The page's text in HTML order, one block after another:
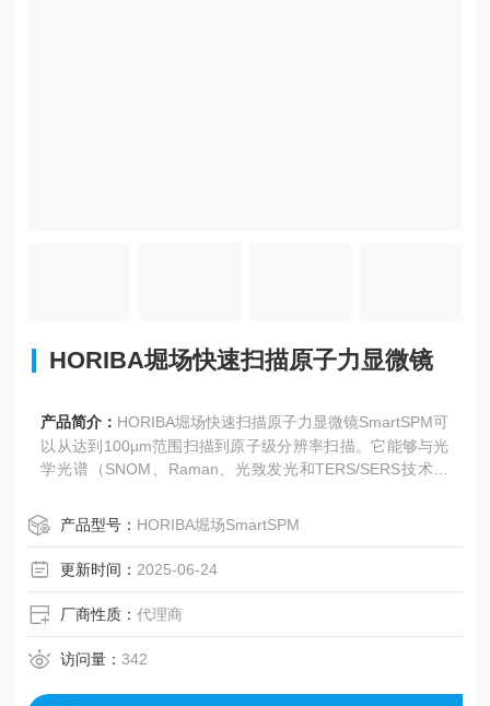
HORIBA堀场快速扫描原子力显微镜
产品简介： HORIBA堀场快速扫描原子力显微镜SmartSPM可
以从达到100µm范围扫描到原子级分辨率扫描。它能够与光
学光谱（SNOM、Raman、光致发光和TERS/SERS技术）
产品型号： HORIBA堀场SmartSPM
更新时间： 2025-06-24
厂商性质：代理商
访问量：342